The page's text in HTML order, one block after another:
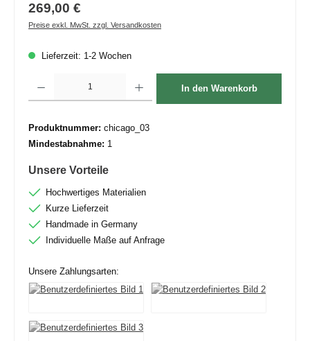
269,00 €
Preise exkl. MwSt. zzgl. Versandkosten
Lieferzeit: 1-2 Wochen
In den Warenkorb
Produktnummer: chicago_03
Mindestabnahme: 1
Unsere Vorteile
Hochwertiges Materialien
Kurze Lieferzeit
Handmade in Germany
Individuelle Maße auf Anfrage
Unsere Zahlungsarten: